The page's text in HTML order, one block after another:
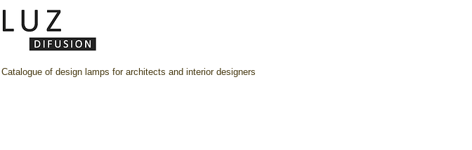
Catalogue of design lamps for architects and interior designers